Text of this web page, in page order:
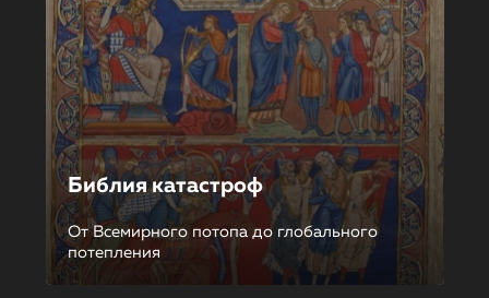
Библия катастроф
От Всемирного потопа до глобального
потепления